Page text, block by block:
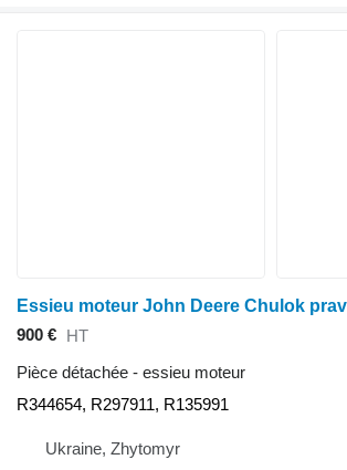
900 € HT
Pièce détachée - essieu moteur
R344654, R297911, R135991
Ukraine, Zhytomyr